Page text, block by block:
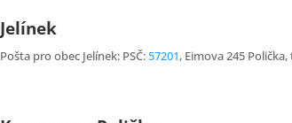
Jelínek
Pošta pro obec Jelínek: PSČ:57201, Eimova 245